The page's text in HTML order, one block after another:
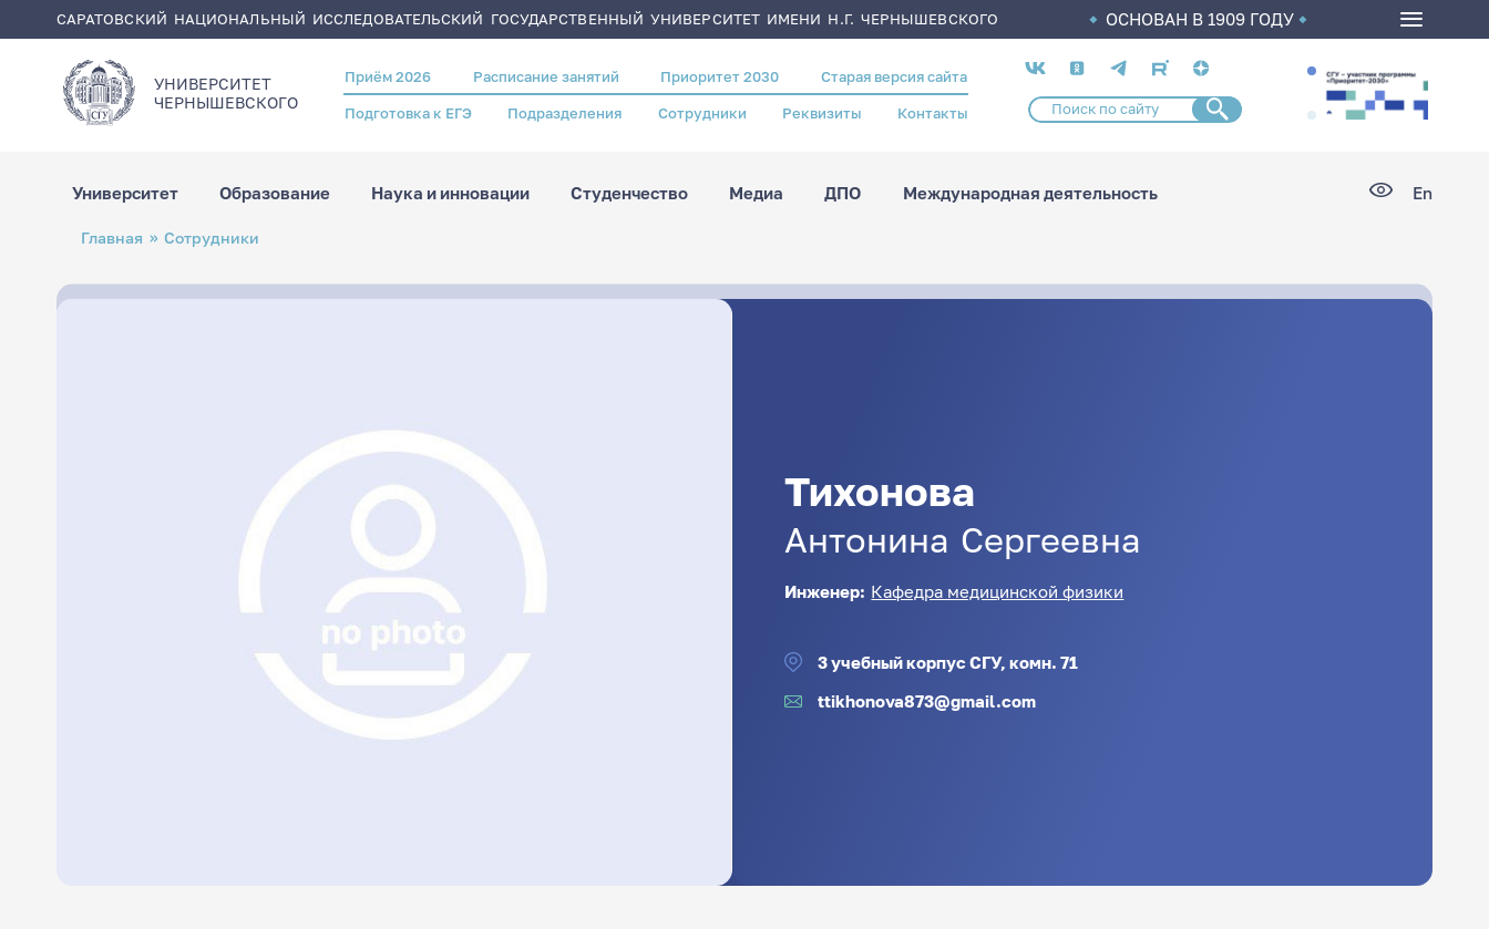
САРАТОВСКИЙ НАЦИОНАЛЬНЫЙ ИССЛЕДОВАТЕЛЬСКИЙ ГОСУДАРСТВЕННЫЙ УНИВЕРСИТЕТ ИМЕНИ Н.Г. ЧЕРНЫШЕВСКОГО ОСНОВАН В 1909 ГОДУ
УНИВЕРСИТЕТ
ЧЕРНЫШЕВСКОГO
Header
menu
Приём 2026 Расписание занятий Приоритет 2030 Старая версия сайта
Подготовка к ЕГЭ Подразделения Сотрудники Реквизиты Контакты
Социальные
сети
Университет Образование Наука и инновации Студенчество Медиа ДПО Международная деятельность En
Строка
навигации
Главная Сотрудники
Тихонова
Антонина Сергеевна
Инженер: Кафедра медицинской физики
3 учебный корпус СГУ, комн. 71
ttikhonova873@gmail.com